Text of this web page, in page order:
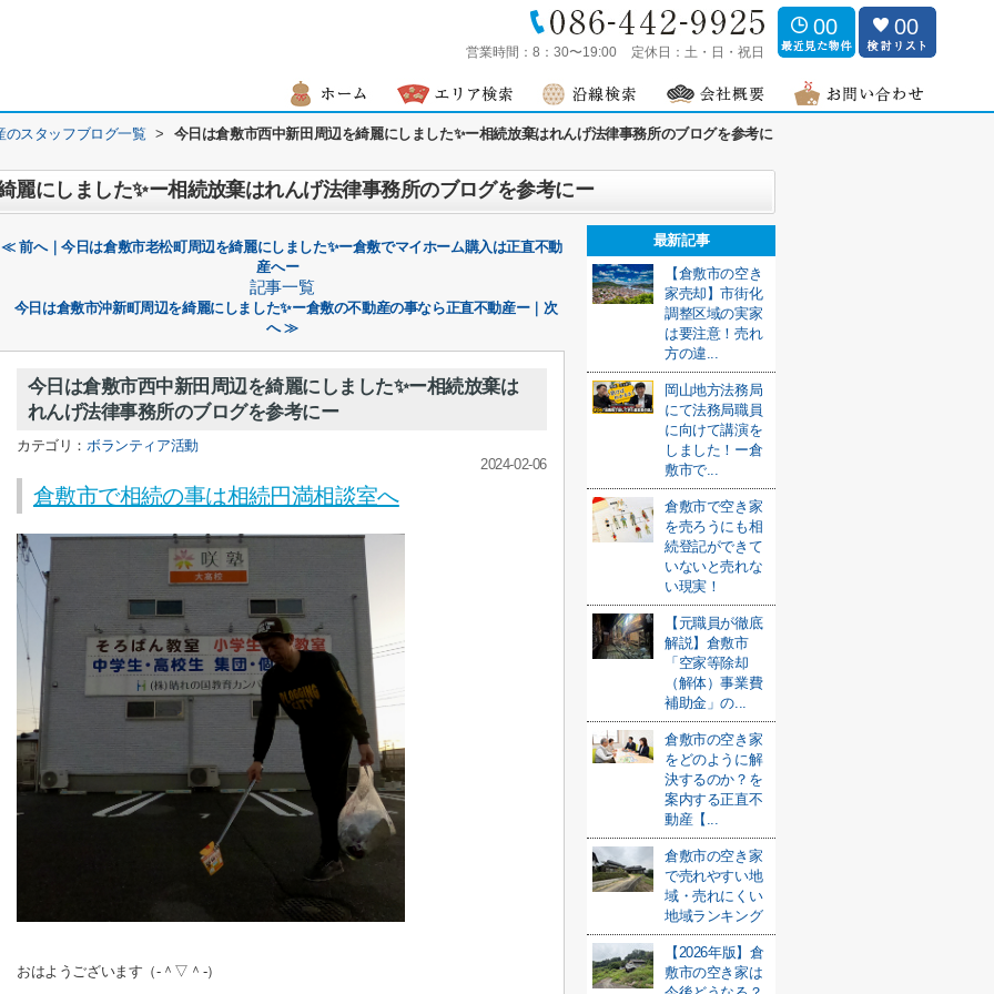
営業時間： 8：30〜19:00 定休日： 土・日・祝日
00 00
のスタッフブログ一覧 > 今日は倉敷市西中新田周辺を綺麗にしました✨ー相続放棄はれんげ法律事務所のブログを参考に
麗にしました✨ー相続放棄はれんげ法律事務所のブログを参考にー
≪ 前へ｜今日は倉敷市老松町周辺を綺麗にしました✨ー倉敷でマイホーム購入は正直不動
産へー
記事一覧
今日は倉敷市沖新町周辺を綺麗にしました✨ー倉敷の不動産の事なら正直不動産ー｜次
へ ≫
今日は倉敷市西中新田周辺を綺麗にしました✨ー相続放棄は
れんげ法律事務所のブログを参考にー
カテゴリ：ボランティア活動
2024-02-06
倉敷市で相続の事は相続円満相談室へ
おはようございます（‐＾▽＾‐）
最新記事
【倉敷市の空き
家売却】市街化
調整区域の実家
は要注意！売れ
方の違...
岡山地方法務局
にて法務局職員
に向けて講演を
しました！ー倉
敷市で...
倉敷市で空き家
を売ろうにも相
続登記ができて
いないと売れな
い現実！
【元職員が徹底
解説】倉敷市
「空家等除却
（解体）事業費
補助金」の...
倉敷市の空き家
をどのように解
決するのか？を
案内する正直不
動産【...
倉敷市の空き家
で売れやすい地
域・売れにくい
地域ランキング
【2026年版】倉
敷市の空き家は